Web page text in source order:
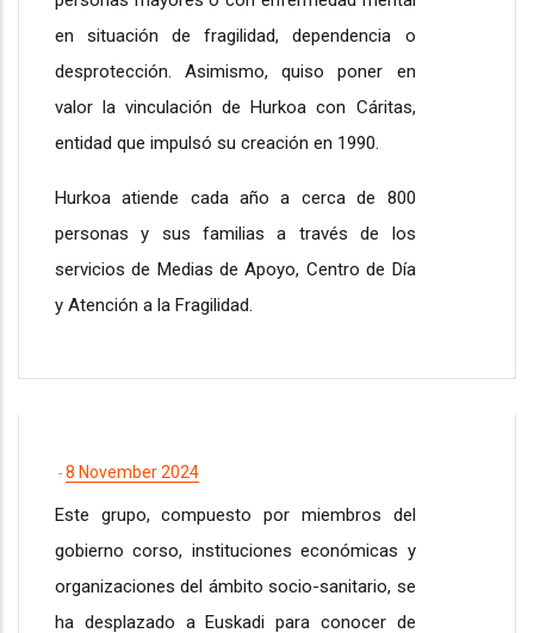
en situación de fragilidad, dependencia o
desprotección. Asimismo, quiso poner en
valor la vinculación de Hurkoa con Cáritas,
entidad que impulsó su creación en 1990.
Hurkoa atiende cada año a cerca de 800
personas y sus familias a través de los
servicios de Medias de Apoyo, Centro de Día
y Atención a la Fragilidad.
- 8 November 2024
Este grupo, compuesto por miembros del
gobierno corso, instituciones económicas y
organizaciones del ámbito socio-sanitario, se
ha desplazado a Euskadi para conocer de